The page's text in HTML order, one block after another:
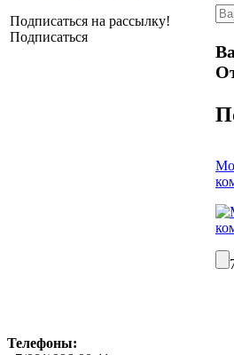
Подписаться на рассылку!
Подписаться
Телефоны: